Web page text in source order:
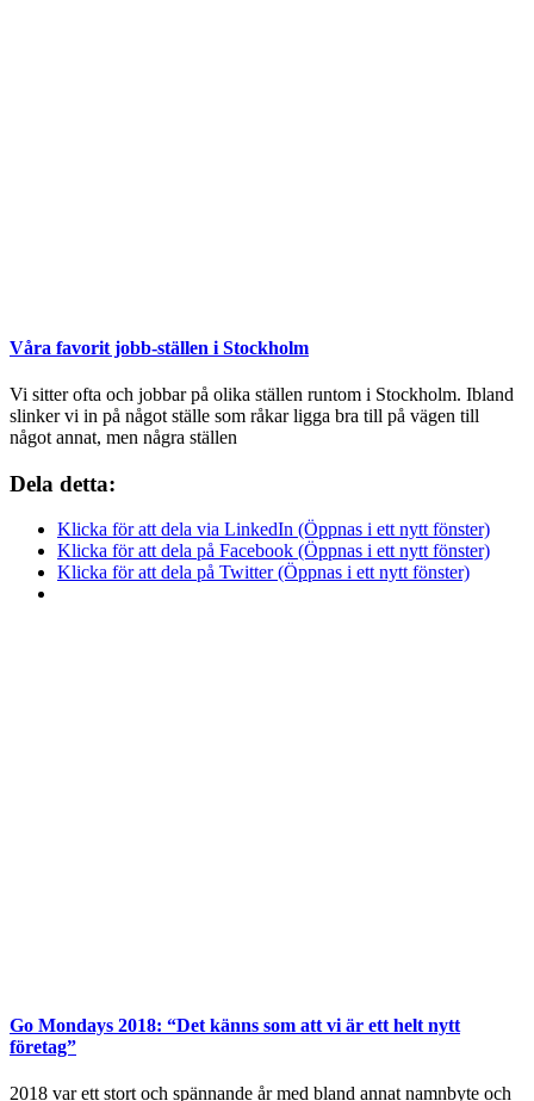
Våra favorit jobb-ställen i Stockholm
Vi sitter ofta och jobbar på olika ställen runtom i Stockholm. Ibland
slinker vi in på något ställe som råkar ligga bra till på vägen till
något annat, men några ställen
Dela detta:
Klicka för att dela via LinkedIn (Öppnas i ett nytt fönster)
Klicka för att dela på Facebook (Öppnas i ett nytt fönster)
Klicka för att dela på Twitter (Öppnas i ett nytt fönster)
Go Mondays 2018: “Det känns som att vi är ett helt nytt
företag”
2018 var ett stort och spännande år med bland annat namnbyte och